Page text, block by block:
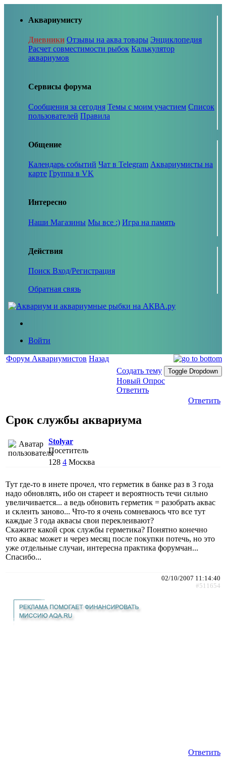
Аквариумисту
Дневники Отзывы на аква товары Энциклопедия
Расчет совместимости рыбок Калькулятор
аквариумов
Сервисы форума
Сообщения за сегодня Темы с моим участием Список
пользователей Правила
Общение
Календарь событий Чат в Telegram Аквариумисты на
карте Группа в VK
Интересно
Наши Магазины Мы все :) Игра на память
Действия
Поиск Вход/Регистрация
Обратная связь
Войти
Форум Аквариумистов Назад
Создать тему
Toggle Dropdown
Новый Опрос
Ответить
Ответить
Срок службы аквариума
Stolyar
Посетитель
128 4 Москва
Тут где-то в инете прочел, что герметик в банке раз в 3 года
надо обновлять, ибо он стареет и вероятность течи сильно
увеличивается... а ведь обновить герметик = разобрать аквас
и склеить заново... Что-то я очень сомневаюсь что все тут
каждые 3 года аквасы свои переклеивают?
Скажите какой срок службы герметика? Понятно конечно
что аквас может и через месяц после покупки потечь, но это
уже отдельные случаи, интересна практика форумчан...
Спасибо...
02/10/2007 11:14:40
#511654
Ответить